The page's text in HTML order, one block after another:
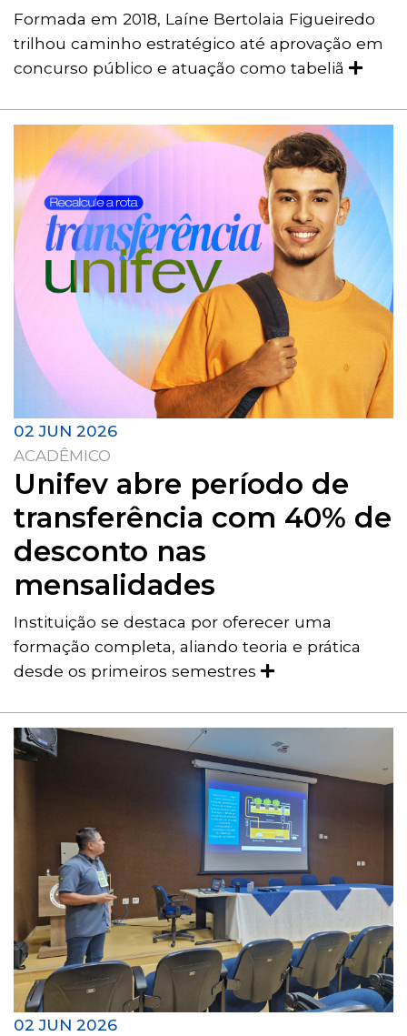
Formada em 2018, Laíne Bertolaia Figueiredo
trilhou caminho estratégico até aprovação em
concurso público e atuação como tabeliã
02 JUN 2026
ACADÊMICO
Unifev abre período de
transferência com 40% de
desconto nas
mensalidades
Instituição se destaca por oferecer uma
formação completa, aliando teoria e prática
desde os primeiros semestres
02 JUN 2026